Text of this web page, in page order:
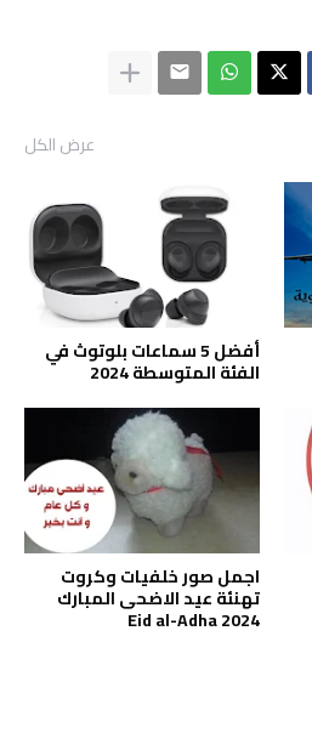
عرض الكل
أفضل 5 سماعات بلوتوث في
الفئة المتوسطة 2024
اجمل صور خلفيات وكروت
تهنئة عيد الاضحى المبارك
2024 Eid al-Adha